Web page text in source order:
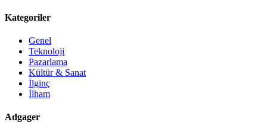
Kategoriler
Genel
Teknoloji
Pazarlama
Kültür & Sanat
İlginç
İlham
Adgager